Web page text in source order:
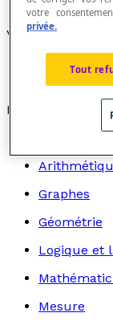
Voir aussi
Unité de
Recherche par
Graphes
Géométrie
Logique et
Mesure
votre
privée.
Tout